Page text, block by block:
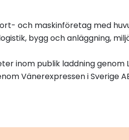
och maskinföretag med
bygg och anläggning,
inom publik laddning genom
Vänerexpressen i Sverige